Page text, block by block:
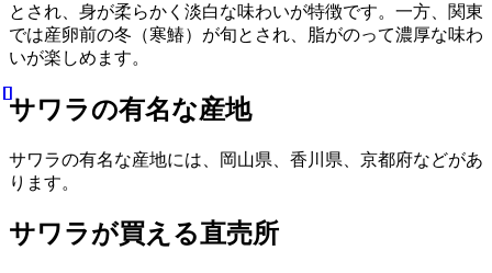
とされ、身が柔らかく淡白な味わいが特徴です。一方、関東
では産卵前の冬（寒鰆）が旬とされ、脂がのって濃厚な味わ
いが楽しめます。
サワラの有名な産地
サワラの有名な産地には、岡山県、香川県、京都府などがあ
ります。
サワラが買える直売所